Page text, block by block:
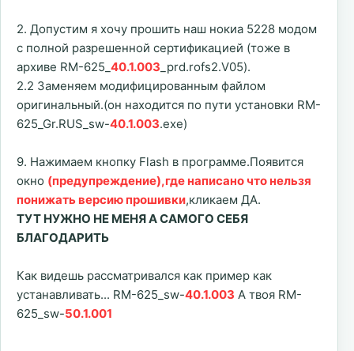
2. Допустим я хочу прошить наш нокиа 5228 модом
с полной разрешенной сертификацией (тоже в
архиве RM-625_ 40.1.003 _prd.rofs2.V05).
2.2 Заменяем модифицированным файлом
оригинальный.(он находится по пути установки RM-
625_Gr.RUS_sw-40.1.003.exe)
9. Нажимаем кнопку Flash в программе.Появится
окно (предупреждение),где написано что нельзя
понижать версию прошивки,кликаем ДА.
ТУТ НУЖНО НЕ МЕНЯ А САМОГО СЕБЯ
БЛАГОДАРИТЬ
Как видешь рассматривался как пример как
устанавливать... RM-625_sw-40.1.003 А твоя RM-
625_sw-50.1.001